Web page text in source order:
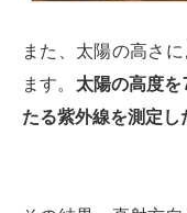
また、太陽の高さ
ます。 太陽の高度
たる紫外線を測定し